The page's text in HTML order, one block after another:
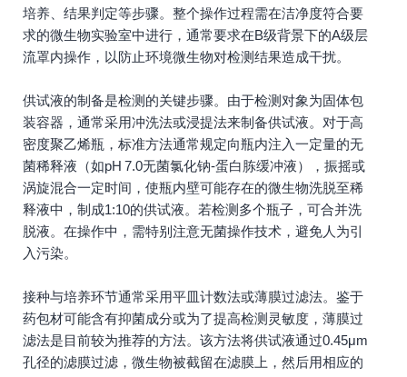
培养、结果判定等步骤。整个操作过程需在洁净度符合要
求的微生物实验室中进行，通常要求在B级背景下的A级层
流罩内操作，以防止环境微生物对检测结果造成干扰。
供试液的制备是检测的关键步骤。由于检测对象为固体包
装容器，通常采用冲洗法或浸提法来制备供试液。对于高
密度聚乙烯瓶，标准方法通常规定向瓶内注入一定量的无
菌稀释液（如pH 7.0无菌氯化钠-蛋白胨缓冲液），振摇或
涡旋混合一定时间，使瓶内壁可能存在的微生物洗脱至稀
释液中，制成1:10的供试液。若检测多个瓶子，可合并洗
脱液。在操作中，需特别注意无菌操作技术，避免人为引
入污染。
接种与培养环节通常采用平皿计数法或薄膜过滤法。鉴于
药包材可能含有抑菌成分或为了提高检测灵敏度，薄膜过
滤法是目前较为推荐的方法。该方法将供试液通过0.45μm
孔径的滤膜过滤，微生物被截留在滤膜上，然后用相应的